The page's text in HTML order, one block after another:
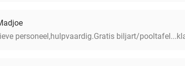
personeel,hulpvaardig.Gratis biljart/